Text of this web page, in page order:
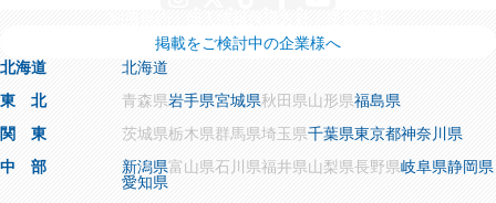
掲載をご検討中の企業様へ
北海道
北海道
東 北
青森県岩手県宮城県秋田県山形県福島県
関 東
茨城県栃木県群馬県埼玉県千葉県東京都神奈川県
中 部
新潟県富山県石川県福井県山梨県長野県岐阜県静岡県
愛知県